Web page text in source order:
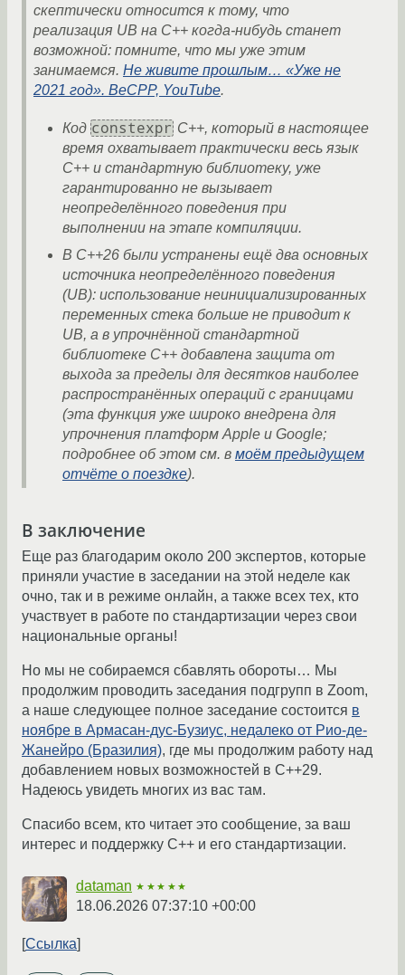
скептически относится к тому, что
реализация UB на C++ когда-нибудь станет
возможной: помните, что мы уже этим
занимаемся. Не живите прошлым… «Уже не
2021 год». BeCPP, YouTube.
Код constexpr C++, который в настоящее
время охватывает практически весь язык
C++ и стандартную библиотеку, уже
гарантированно не вызывает
неопределённого поведения при
выполнении на этапе компиляции.
В C++26 были устранены ещё два основных
источника неопределённого поведения
(UB): использование неинициализированных
переменных стека больше не приводит к
UB, а в упрочнённой стандартной
библиотеке C++ добавлена защита от
выхода за пределы для десятков наиболее
распространённых операций с границами
(эта функция уже широко внедрена для
упрочнения платформ Apple и Google;
подробнее об этом см. в моём предыдущем
отчёте о поездке).
В заключение
Еще раз благодарим около 200 экспертов, которые
приняли участие в заседании на этой неделе как
очно, так и в режиме онлайн, а также всех тех, кто
участвует в работе по стандартизации через свои
национальные органы!
Но мы не собираемся сбавлять обороты… Мы
продолжим проводить заседания подгрупп в Zoom,
а наше следующее полное заседание состоится в
ноябре в Армасан-дус-Бузиус, недалеко от Рио-де-
Жанейро (Бразилия), где мы продолжим работу над
добавлением новых возможностей в C++29.
Надеюсь увидеть многих из вас там.
Спасибо всем, кто читает это сообщение, за ваш
интерес и поддержку C++ и его стандартизации.
dataman ★★★★★
18.06.2026 07:37:10 +00:00
Ссылка